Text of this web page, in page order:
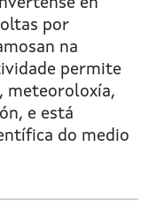
en
por
na
permite
meteoroloxía,
e está
do medio